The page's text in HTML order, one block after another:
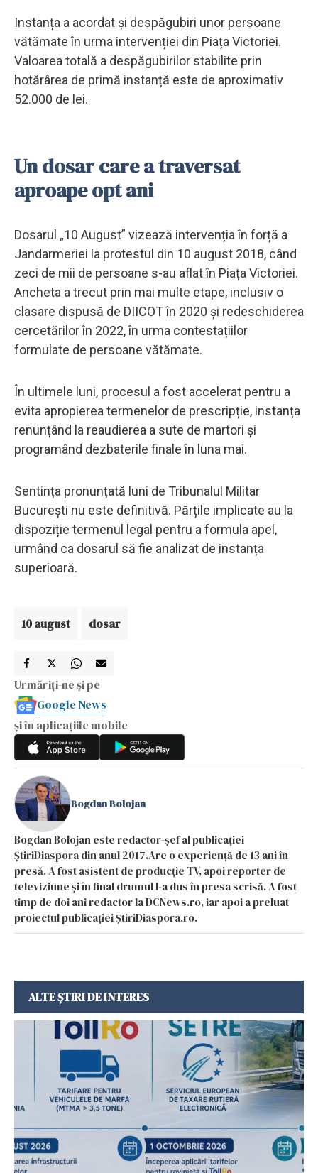
Instanța a acordat și despăgubiri unor persoane
vătămate în urma intervenției din Piața Victoriei.
Valoarea totală a despăgubirilor stabilite prin
hotărârea de primă instanță este de aproximativ
52.000 de lei.
Un dosar care a traversat
aproape opt ani
Dosarul „10 August” vizează intervenția în forță a
Jandarmeriei la protestul din 10 august 2018, când
zeci de mii de persoane s-au aflat în Piața Victoriei.
Ancheta a trecut prin mai multe etape, inclusiv o
clasare dispusă de DIICOT în 2020 și redeschiderea
cercetărilor în 2022, în urma contestațiilor
formulate de persoane vătămate.
În ultimele luni, procesul a fost accelerat pentru a
evita apropierea termenelor de prescripție, instanța
renunțând la reaudierea a sute de martori și
programând dezbaterile finale în luna mai.
Sentința pronunțată luni de Tribunalul Militar
București nu este definitivă. Părțile implicate au la
dispoziție termenul legal pentru a formula apel,
urmând ca dosarul să fie analizat de instanța
superioară.
10 august dosar
Urmăriți-ne și pe
Google News
și în aplicațiile mobile
Bogdan Bolojan
Bogdan Bolojan este redactor-șef al publicației
ȘtiriDiaspora din anul 2017.Are o experiență de 13 ani în
presă. A fost asistent de producție TV, apoi reporter de
televiziune și în final drumul l-a dus în presa scrisă. A fost
timp de doi ani redactor la DCNews.ro, iar apoi a preluat
proiectul publicației ȘtiriDiaspora.ro.
ALTE ȘTIRI DE INTERES